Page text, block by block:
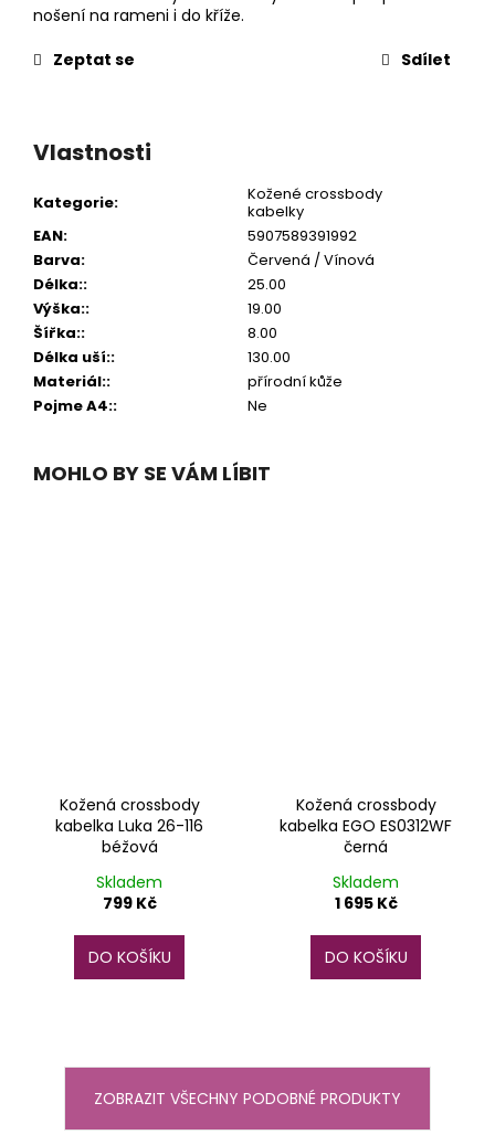
nošení na rameni i do kříže.
Zeptat se
Sdílet
Vlastnosti
Kategorie:
Kožené crossbody
kabelky
EAN:
5907589391992
Barva:
Červená / Vínová
Délka::
25.00
Výška::
19.00
Šířka::
8.00
Délka uší::
130.00
Materiál::
přírodní kůže
Pojme A4:: Ne
MOHLO BY SE VÁM LÍBIT
Kožená crossbody
kabelka Luka 26-116
béžová
Skladem
799 Kč
DO KOŠÍKU
Kožená crossbody
kabelka EGO ES0312WF
černá
Skladem
1 695 Kč
DO KOŠÍKU
ZOBRAZIT VŠECHNY PODOBNÉ PRODUKTY